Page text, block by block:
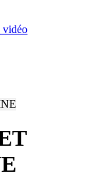
vidéo